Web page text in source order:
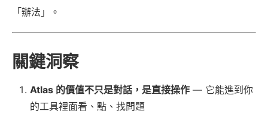
「辦法」。
關鍵洞察
Atlas 的價值不只是對話，是直接操作 — 它能進到你
的工具裡面看、點、找問題